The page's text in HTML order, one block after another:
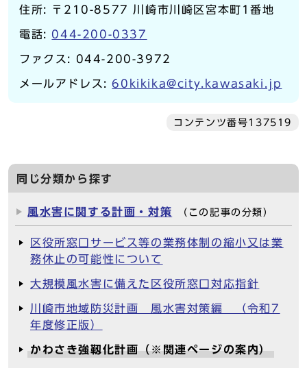
住所: 〒210-8577 川崎市川崎区宮本町1番地
電話: 044-200-0337
ファクス: 044-200-3972
メールアドレス:60kikika@city.kawasaki.jp
コンテンツ番号137519
同じ分類から探す
風水害に関する計画・対策 （この記事の分類）
区役所窓口サービス等の業務体制の縮小又は業
務休止の可能性について
大規模風水害に備えた区役所窓口対応指針
川崎市地域防災計画 風水害対策編 （令和7
年度修正版）
かわさき強靱化計画（※関連ページの案内）